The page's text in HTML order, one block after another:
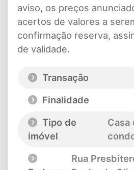
aviso, os preços
acertos de valores a
confirmação reserva,
de validade.
Transação
Finalidade
Tipo de
imóvel
Casa
Rua